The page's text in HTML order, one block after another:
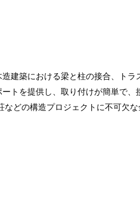
建築における梁と柱の接合、トラ
トを提供し、取り付けが簡単で、
どの構造プロジェクトに不可欠な